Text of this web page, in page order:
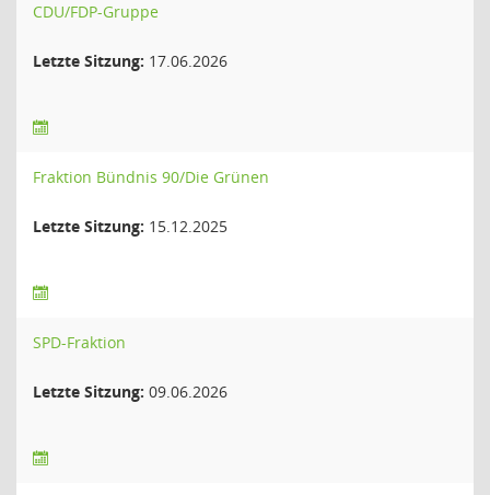
CDU/FDP-Gruppe
Letzte Sitzung: 17.06.2026
Fraktion Bündnis 90/Die Grünen
Letzte Sitzung: 15.12.2025
SPD-Fraktion
Letzte Sitzung: 09.06.2026